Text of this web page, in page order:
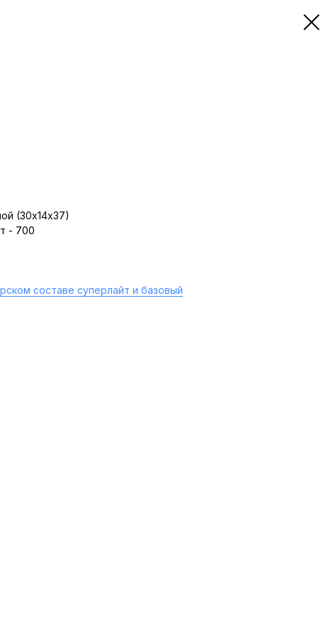
(30х14х37)
- 700
составе суперлайт и базовый